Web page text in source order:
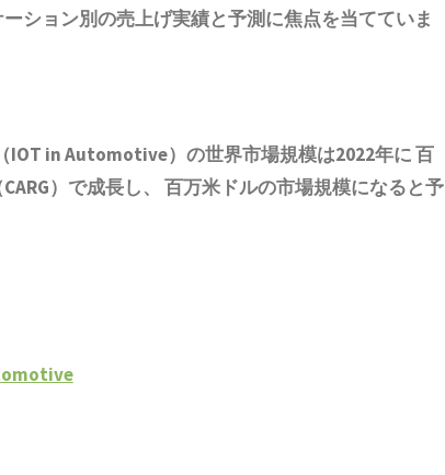
ション別の売上げ実績と予測に焦点を当てていま
in Automotive）の世界市場規模は2022年に 百
）で成長し、 百万米ドルの市場規模になると予